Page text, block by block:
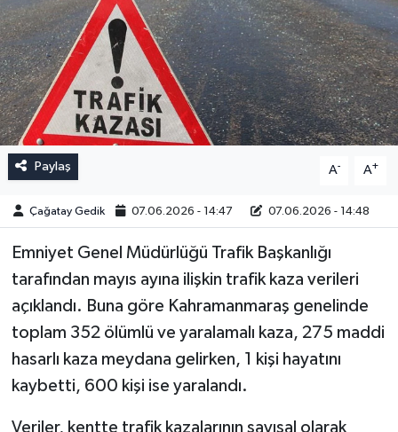
Paylaş A- A+
Çağatay Gedik 07.06.2026 - 14:47 07.06.2026 - 14:48
Emniyet Genel Müdürlüğü Trafik Başkanlığı
tarafından mayıs ayına ilişkin trafik kaza verileri
açıklandı. Buna göre Kahramanmaraş genelinde
toplam 352 ölümlü ve yaralamalı kaza, 275 maddi
hasarlı kaza meydana gelirken, 1 kişi hayatını
kaybetti, 600 kişi ise yaralandı.
Veriler, kentte trafik kazalarının sayısal olarak